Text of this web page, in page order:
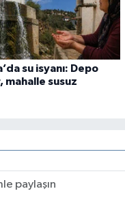
su isyanı: Depo
mahalle susuz